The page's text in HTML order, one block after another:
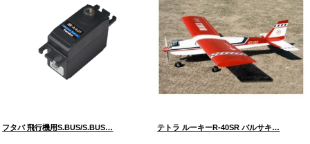
フタバ 飛行機用S.BUS/S.BUS… テトラ ルーキーR-40SR バルサキ…